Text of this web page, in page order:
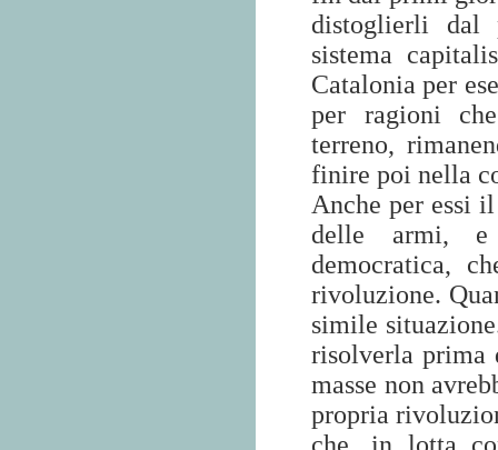
distoglierli dal
sistema
Catalonia per
per ragioni
terreno,
finire poi nella
Anche per essi
delle armi, e
democratica,
rivoluzione.
simile
risolverla prima
masse non
propria